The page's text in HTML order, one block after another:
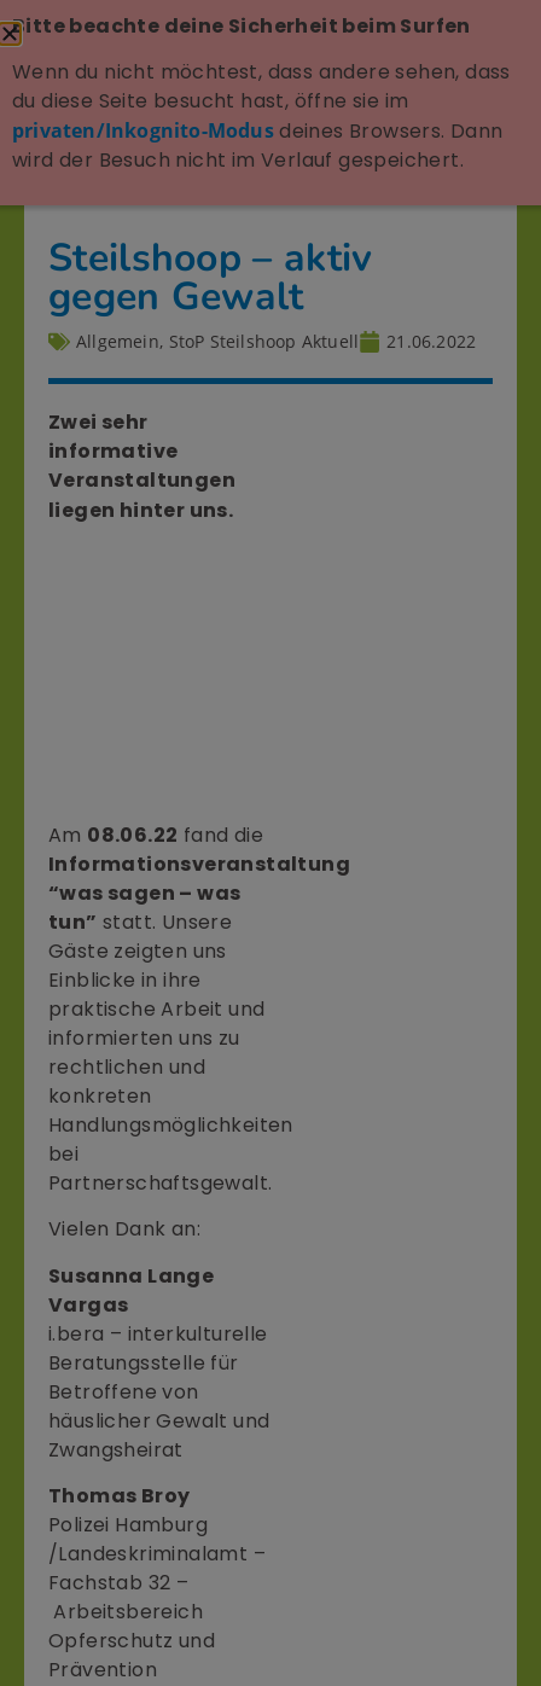
Steilshoop – aktiv
gegen Gewalt
Allgemein, StoP Steilshoop Aktuell 21.06.2022
Zwei sehr
informative
Veranstaltungen
liegen hinter uns.
Am 08.06.22 fand die
Informationsveranstaltung
“was sagen – was
tun” statt. Unsere
Gäste zeigten uns
Einblicke in ihre
praktische Arbeit und
informierten uns zu
rechtlichen und
konkreten
Handlungsmöglichkeiten
bei
Partnerschaftsgewalt.
Vielen Dank an:
Susanna Lange
Vargas
i.bera – interkulturelle
Beratungsstelle für
Betroffene von
häuslicher Gewalt und
Zwangsheirat
Thomas Broy
Polizei Hamburg
/Landeskriminalamt –
Fachstab 32 –
Arbeitsbereich
Opferschutz und
Prävention
Bitte beachte deine Sicherheit beim Surfen
Wenn du nicht möchtest, dass andere sehen, dass
du diese Seite besucht hast, öffne sie im
privaten/Inkognito-Modusdeines Browsers. Dann
wird der Besuch nicht im Verlauf gespeichert.